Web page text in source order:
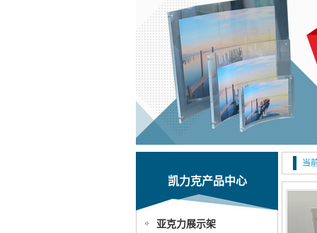
当
凯力克产品中心
亚克力展示架